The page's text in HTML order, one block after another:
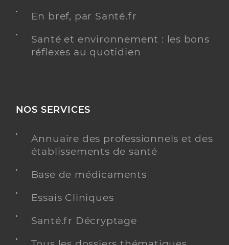
En bref, par Santé.fr
Santé et environnement : les bons
réflexes au quotidien
NOS SERVICES
Annuaire des professionnels et des
établissements de santé
Base de médicaments
Essais Cliniques
Santé.fr Décryptage